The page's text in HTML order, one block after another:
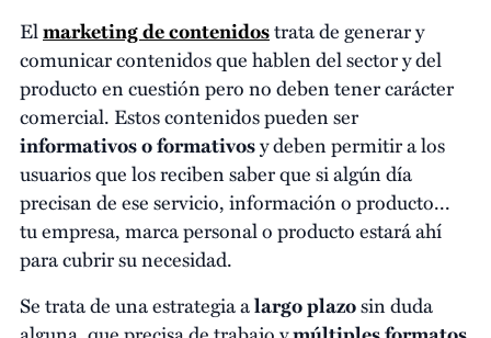
Elmarketing de contenidostrata de generar y
comunicar contenidos que hablen del sector y del
producto en cuestión pero no deben tener carácter
comercial. Estos contenidos pueden ser
informativos o formativosy deben permitir a los
usuarios que los reciben saber que si algún día
precisan de ese servicio, información o producto...
tu empresa, marca personal o producto estará ahí
para cubrir su necesidad.
Se trata de una estrategia alargo plazosin duda